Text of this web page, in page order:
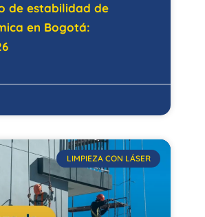
de estabilidad de
en Bogotá:
LIMPIEZA CON LÁSER